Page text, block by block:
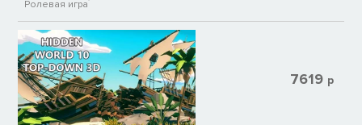
Ролевая игра
7619 р